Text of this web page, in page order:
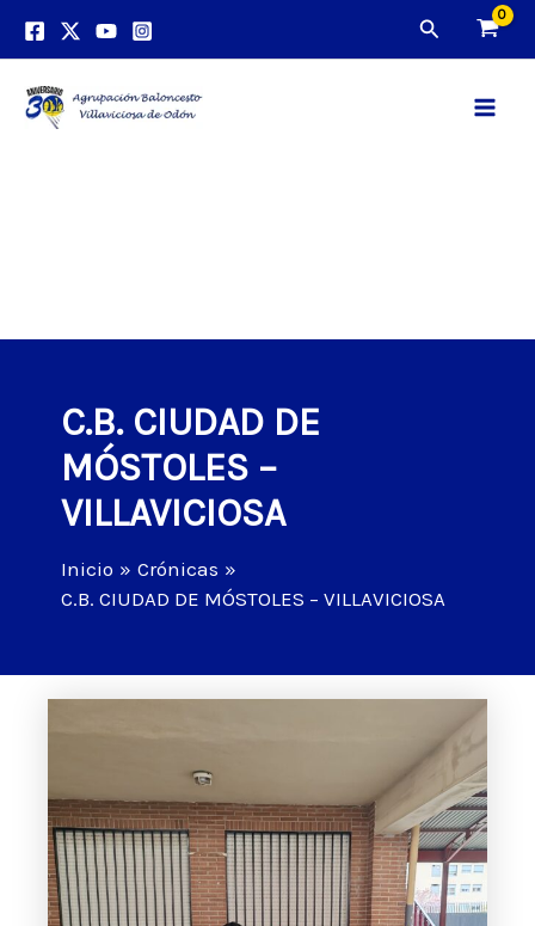
Buscar
C.B. CIUDAD DE
MÓSTOLES –
VILLAVICIOSA
Inicio
Crónicas
C.B. CIUDAD DE MÓSTOLES – VILLAVICIOSA